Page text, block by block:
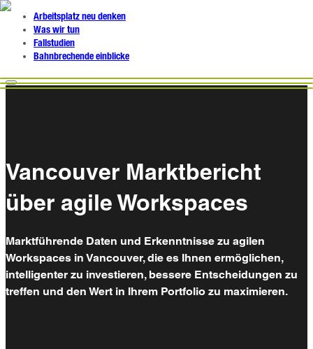
Arbeitsplatz neu denken
Was wir tun
Fallstudien
Bahnbrechende einblicke
Vancouver Marktbericht
über agile Workspaces
Marktführende Daten und Erkenntnisse zu agilen
Workspaces in Vancouver, die es Ihnen ermöglichen,
intelligenter zu investieren, bessere Entscheidungen zu
treffen und den Wert in Ihrem Portfolio zu maximieren.